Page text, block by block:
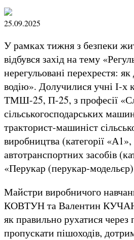
25.09.2025
У рамках тижня з безпеки
відбувся захід на тему
нерегульовані перехрестя:
водію». Долучилися учні І-х
ТМШ-25, П-25, з професії
сільськогосподарських
тракторист-машиніст
виробництва (категорії
автотранспортних засобів
«Перукар (перукар-
Майстри виробничого
КОВТУН та Валентин
як правильно рухатися через
пропускати пішоходів,